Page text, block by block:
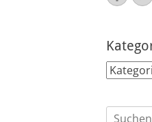
Suche